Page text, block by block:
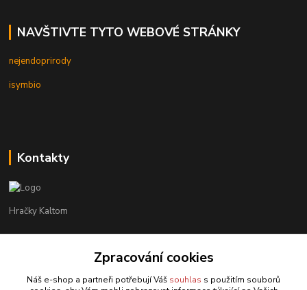
NAVŠTIVTE TYTO WEBOVÉ STRÁNKY
nejendoprirody
isymbio
Kontakty
Hračky Kaltom
+420 777 538 008
Zpracování cookies
Náš e-shop a partneři potřebují Váš souhlas s použitím souborů